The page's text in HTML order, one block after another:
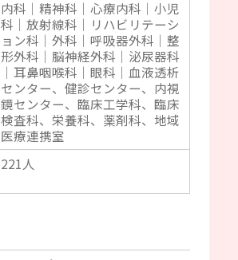
内科｜精神科｜心療内科｜小児
科｜放射線科｜リハビリテーシ
ョン科｜外科｜呼吸器外科｜整
形外科｜脳神経外科｜泌尿器科
｜耳鼻咽喉科｜眼科｜血液透析
センター、健診センター、内視
鏡センター、臨床工学科、臨床
検査科、栄養科、薬剤科、地域
医療連携室
221人